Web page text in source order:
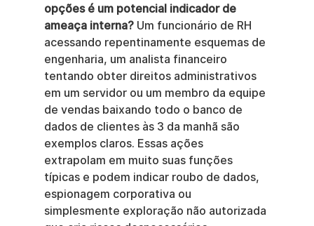
opções é um potencial indicador de
ameaça interna? Um funcionário de RH
acessando repentinamente esquemas de
engenharia, um analista financeiro
tentando obter direitos administrativos
em um servidor ou um membro da equipe
de vendas baixando todo o banco de
dados de clientes às 3 da manhã são
exemplos claros. Essas ações
extrapolam em muito suas funções
típicas e podem indicar roubo de dados,
espionagem corporativa ou
simplesmente exploração não autorizada